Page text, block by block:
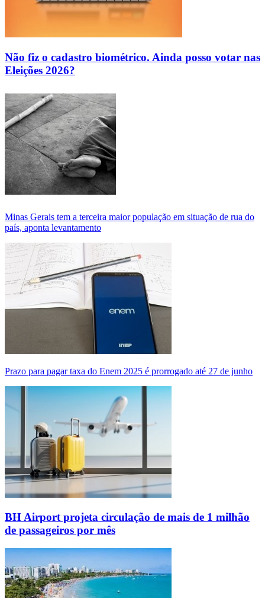
Não fiz o cadastro biométrico. Ainda posso votar nas
Eleições 2026?
Minas Gerais tem a terceira maior população em situação de rua do
país, aponta levantamento
Prazo para pagar taxa do Enem 2025 é prorrogado até 27 de junho
BH Airport projeta circulação de mais de 1 milhão
de passageiros por mês